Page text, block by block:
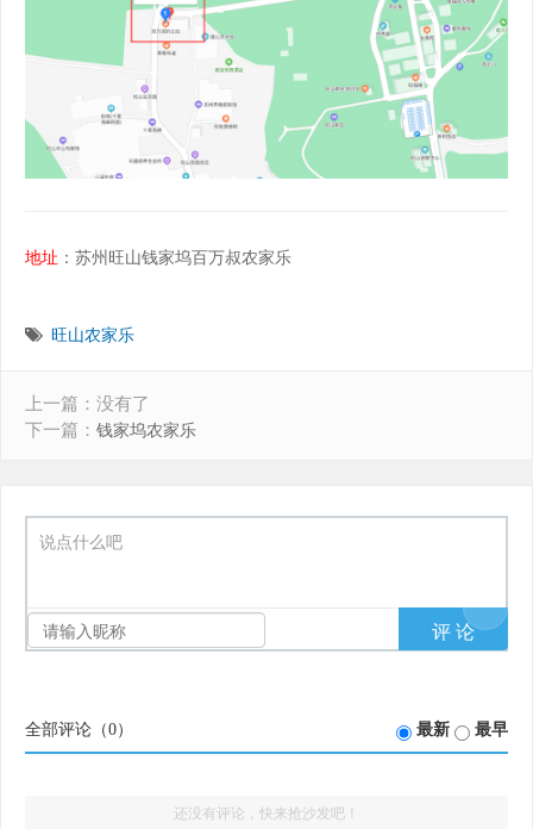
地址 ：苏州旺山钱家坞百万叔农家乐
旺山农家乐
上一篇：没有了
下一篇： 钱家坞农家乐
说点什么吧
全部评论（0） 最新 最早
还没有评论，快来抢沙发吧！